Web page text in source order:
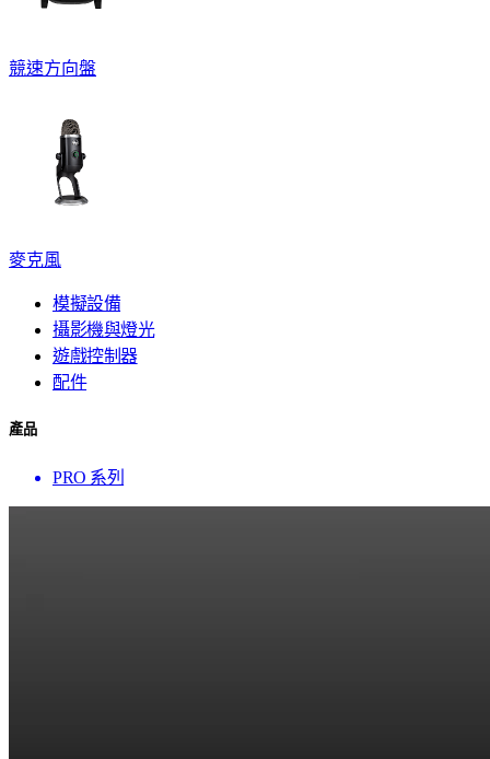
競速方向盤
麥克風
模擬設備
攝影機與燈光
遊戲控制器
配件
產品
PRO 系列